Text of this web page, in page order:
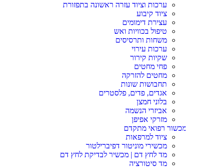
ערכות וציוד עזרה ראשונה בתפזורת
ציוד קיבוע
עצירת דימומים
טיפול בכוויות ואש
משחות ותרסיסים
ערכות עירוי
שקיות קירור
פחי מחטים
מחטים להזרקה
תחבושות שונות
אגדים, פדים, פלסטרים
בלוני חמצן
אביזרי הנשמה
מזרקי אפיפן
רפואי מתקדם
ציוד למרפאות
מכשירי מוניטור דפיברילטור
מד לחץ דם | מכשיר לבדיקת לחץ דם
מד סיטורציה